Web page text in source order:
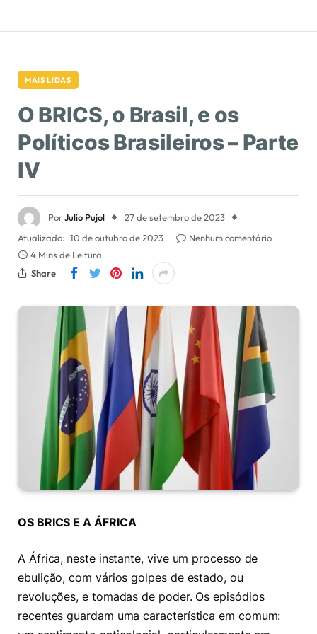
MAIS LIDAS
O BRICS, o Brasil, e os
Políticos Brasileiros – Parte
IV
PorJulio Pujol
27 de setembro de 2023
Atualizado: 10 de outubro de 2023
Nenhum comentário
4 Mins de Leitura
Share
OS BRICS E A ÁFRICA
A África, neste instante, vive um processo de
ebulição, com vários golpes de estado, ou
revoluções, e tomadas de poder. Os episódios
recentes guardam uma característica em comum: